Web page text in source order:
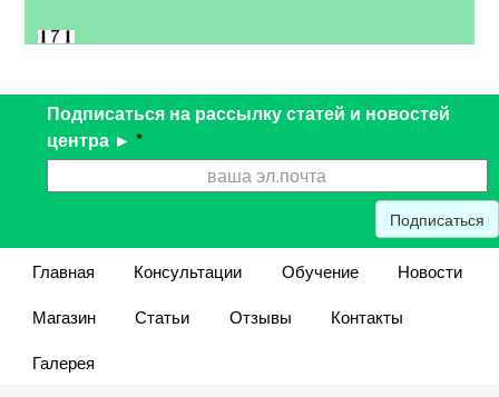
Подписаться на рассылку статей и новостей
центра ► *
Подписаться
Главная Консультации Обучение
Новости
Магазин
Статьи Отзывы
Контакты
Галерея